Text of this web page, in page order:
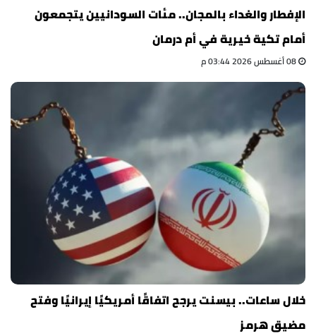
الإفطار والغداء بالمجان.. مئات السودانيين يتجمعون
أمام تكية خيرية في أم درمان
خلال ساعات.. بيسنت يرجح اتفاقًا أمريكيًا إيرانيًا وفتح
مضيق هرمز